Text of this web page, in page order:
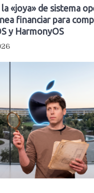
«joya» de sistema
financiar para
y HarmonyOS